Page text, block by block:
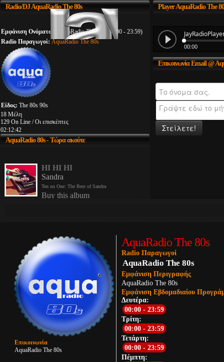
Radio/DJAquaRadio The 80s
Εμφάνιση Ονόματος:
AquaRadio The 80s (00:00 - 23:59)
Radio Παραγωγοί: AquaRadio The 80s
Είδος: The 80s 90s
18 Μέλη
129 On Line / Οι επισκέπτες
02:12:42
AquaRadio80s - Τώρα ακούτε
PlayerAquaRadio The
ΕπικοινωνίαEmail @
Στείλετε!
Επικοινωνία
AquaRadio The 80s
AquaRadio The 80s
Radio Παραγωγοί
AquaRadio The 80s
Εμφάνιση Περιγραφής
AquaRadio The 80s
Εμφάνιση Εβδομαδιαίου
Δευτέρα:
00:00 - 23:59
Τρίτη:
00:00 - 23:59
Τετάρτη:
00:00 - 23:59
Πέμπτη: